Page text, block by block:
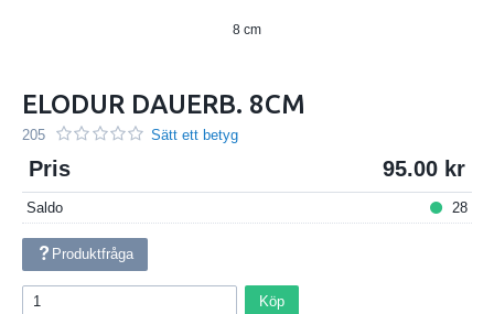
8 cm
ELODUR DAUERB. 8CM
205 Sätt ett betyg
Pris 95.00
Saldo 28
Produktfråga
Köp